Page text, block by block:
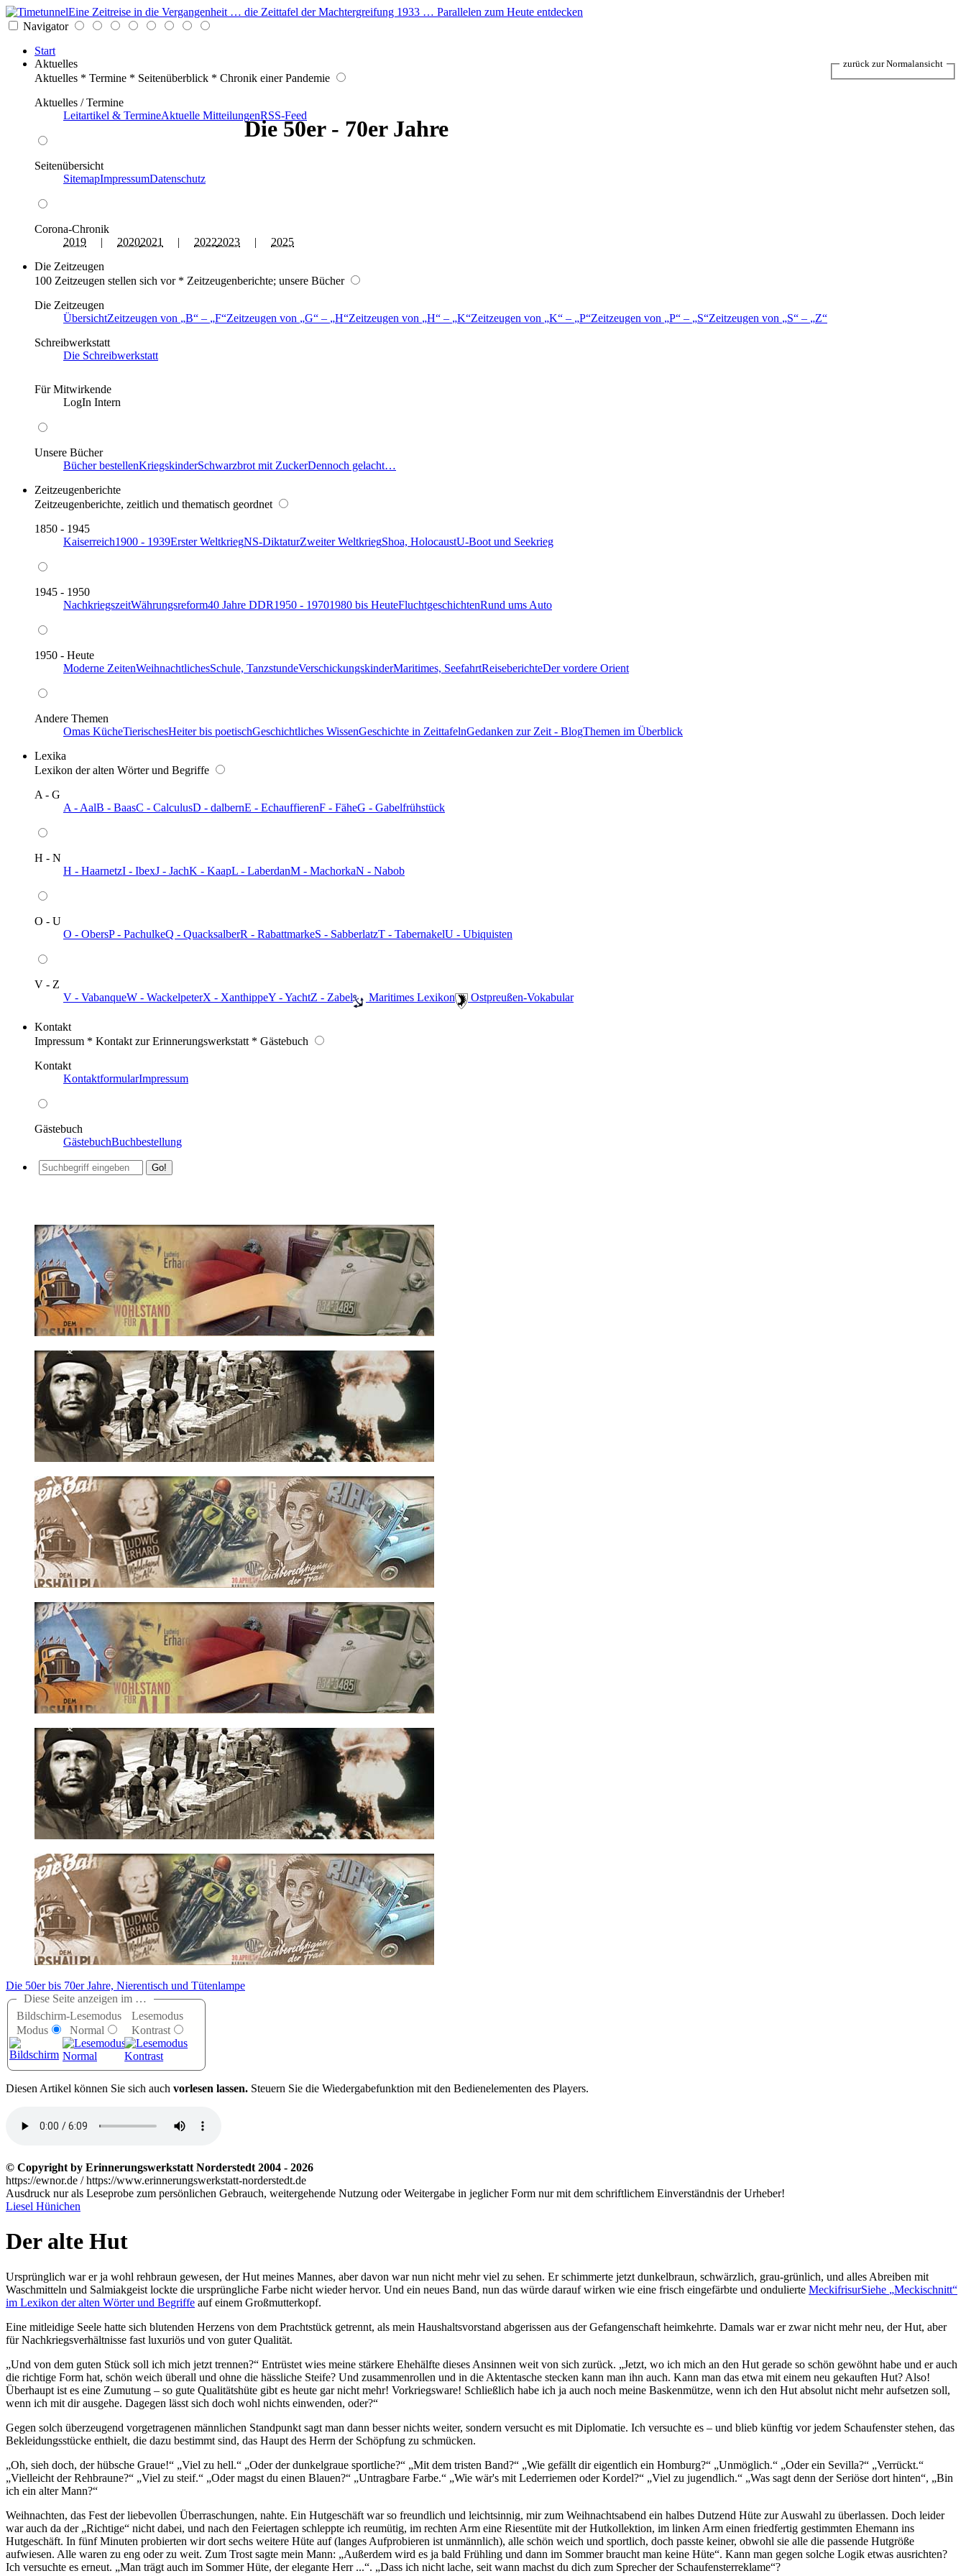
Eine Zeitreise in die Vergangenheit … die Zeittafel der Machtergreifung 1933 … Parallelen zum Heute entdecken
Navigator
Start
Aktuelles
Aktuelles * Termine * Seitenüberblick * Chronik einer Pandemie
Aktuelles / Termine
Leitartikel & TermineAktuelle MitteilungenRSS-Feed
Seitenübersicht
SitemapImpressumDatenschutz
Corona-Chronik
2019 | 20202021 | 20222023 | 2025
Die Zeitzeugen
100 Zeitzeugen stellen sich vor * Zeitzeugenberichte; unsere Bücher
Die Zeitzeugen
ÜbersichtZeitzeugen von B – F Zeitzeugen von G – H Zeitzeugen von H – K Zeitzeugen von K – P Zeitzeugen von P – S Zeitzeugen von S –
Z
Schreibwerkstatt
Die Schreibwerkstatt
Für Mitwirkende
LogIn Intern
Unsere Bücher
Bücher bestellenKriegskinderSchwarzbrot mit ZuckerDennoch gelacht…
Zeitzeugenberichte
Zeitzeugenberichte, zeitlich und thematisch geordnet
1850 - 1945
Kaiserreich1900 - 1939Erster WeltkriegNS-DiktaturZweiter WeltkriegShoa, HolocaustU-Boot und Seekrieg
1945 - 1950
NachkriegszeitWährungsreform40 Jahre DDR1950 - 19701980 bis HeuteFluchtgeschichtenRund ums Auto
1950 - Heute
Moderne ZeitenWeihnachtlichesSchule, TanzstundeVerschickungskinderMaritimes, SeefahrtReiseberichteDer vordere Orient
Andere Themen
Omas KücheTierischesHeiter bis poetischGeschichtliches WissenGeschichte in ZeittafelnGedanken zur Zeit - BlogThemen im Überblick
Lexika
Lexikon der alten Wörter und Begriffe
A - G
A - AalB - BaasC - CalculusD - dalbernE - EchauffierenF - FäheG - Gabelfrühstück
H - N
H - HaarnetzI - IbexJ - JachK - KaapL - LaberdanM - MachorkaN - Nabob
O - U
O - ObersP - PachulkeQ - QuacksalberR - RabattmarkeS - SabberlatzT - TabernakelU - Ubiquisten
V - Z
V - VabanqueW - WackelpeterX - XanthippeY - YachtZ - Zabel ️ Maritimes Lexikon ️ Ostpreußen-Vokabular
Kontakt
Impressum * Kontakt zur Erinnerungswerkstatt * Gästebuch
Kontakt
KontaktformularImpressum
Gästebuch
GästebuchBuchbestellung
Die 50er - 70er Jahre
Die 50er bis 70er Jahre, Nierentisch und Tütenlampe
Diese Seite anzeigen im …
Bildschirm-
Modus
Lesemodus
Normal
Lesemodus
Kontrast
Diesen Artikel können Sie sich auch vorlesen lassen. Steuern Sie die Wiedergabefunktion mit den Bedienelementen des Players.
© Copyright by Erinnerungswerkstatt Norderstedt 2004 - 2026
https://ewnor.de / https://www.erinnerungswerkstatt-norderstedt.de
Ausdruck nur als Leseprobe zum persönlichen Gebrauch, weitergehende Nutzung oder Weitergabe in jeglicher Form nur mit dem schriftlichem Einverständnis der Urheber!
zurück zur Normalansicht
Liesel Hünichen
Der alte Hut
Ursprünglich war er ja wohl rehbraun gewesen, der Hut meines Mannes, aber davon war nun nicht mehr viel zu sehen. Er schimmerte jetzt dunkelbraun, schwärzlich, grau-grünlich, und alles Abreiben mit
Waschmitteln und Salmiakgeist lockte die ursprüngliche Farbe nicht wieder hervor. Und ein neues Band, nun das würde darauf wirken wie eine frisch eingefärbte und ondulierte MeckifrisurSiehe
Meckischnitt
im Lexikon der alten Wörter und Begriffe auf einem Großmutterkopf.
Eine mitleidige Seele hatte sich blutenden Herzens von dem Prachtstück getrennt, als mein Haushaltsvorstand abgerissen aus der Gefangenschaft heimkehrte. Damals war er zwar nicht mehr neu, der Hut, aber
für Nachkriegsverhältnisse fast luxuriös und von guter Qualität.
Und von dem guten Stück soll ich mich jetzt trennen?
Entrüstet wies meine stärkere Ehehälfte dieses Ansinnen weit von sich zurück.
Jetzt, wo ich mich an den Hut gerade so schön gewöhnt habe und er auch
die richtige Form hat, schön weich überall und ohne die hässliche Steife? Und zusammenrollen und in die Aktentasche stecken kann man ihn auch. Kann man das etwa mit einem neu gekauften Hut? Also!
Überhaupt ist es eine Zumutung ‒ so gute Qualitätshüte gibt es heute gar nicht mehr! Vorkriegsware! Schließlich habe ich ja auch noch meine Baskenmütze, wenn ich den Hut absolut nicht mehr aufsetzen soll,
wenn ich mit dir ausgehe. Dagegen lässt sich doch wohl nichts einwenden, oder?
Gegen solch überzeugend vorgetragenen männlichen Standpunkt sagt man dann besser nichts weiter, sondern versucht es mit Diplomatie. Ich versuchte es ‒ und blieb künftig vor jedem Schaufenster stehen, das
Bekleidungsstücke enthielt, die dazu bestimmt sind, das Haupt des Herrn der Schöpfung zu schmücken.
Oh, sieh doch, der hübsche Graue!
Viel zu hell. Oder der dunkelgraue sportliche? Mit dem tristen Band? Wie gefällt dir eigentlich ein Homburg? Unmöglich. Oder ein Sevilla?
Verrückt.
Vielleicht der Rehbraune?
Viel zu steif. Oder magst du einen Blauen? Untragbare Farbe. Wie wär's mit Lederriemen oder Kordel? Viel zu jugendlich. Was sagt denn der Seriöse dort hinten ,
Bin
ich ein alter Mann?
Weihnachten, das Fest der liebevollen Überraschungen, nahte. Ein Hutgeschäft war so freundlich und leichtsinnig, mir zum Weihnachtsabend ein halbes Dutzend Hüte zur Auswahl zu überlassen. Doch leider
war auch da der Richtige
nicht dabei, und nach den Feiertagen schleppte ich reumütig, im rechten Arm eine Riesentüte mit der Hutkollektion, im linken Arm einen friedfertig gestimmten Ehemann ins
Hutgeschäft. In fünf Minuten probierten wir dort sechs weitere Hüte auf (langes Aufprobieren ist unmännlich), alle schön weich und sportlich, doch passte keiner, obwohl sie alle die passende Hutgröße
aufwiesen. Alle waren zu eng oder zu weit. Zum Trost sagte mein Mann:
Außerdem wird es ja bald Frühling und dann im Sommer braucht man keine Hüte . Kann man gegen solche Logik etwas ausrichten?
Ich versuchte es erneut.
Man trägt auch im Sommer Hüte, der elegante Herr ... . Dass ich nicht lache, seit wann machst du dich zum Sprecher der Schaufensterreklame ?